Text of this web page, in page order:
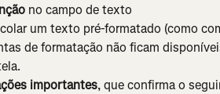
no campo de texto
um texto pré-formatado (como
de formatação não ficam
importantes, que confirma o